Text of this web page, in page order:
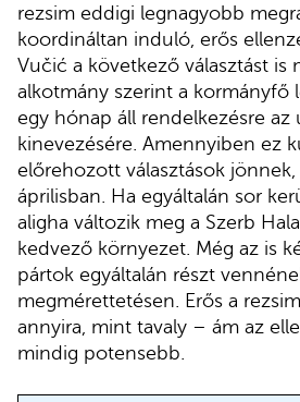
rezsim eddigi legnagyobb
koordináltan induló, erős
Vučić a következő választást is
alkotmány szerint a kormányfő
egy hónap áll rendelkezésre
kinevezésére. Amennyiben ez
előrehozott választások
áprilisban. Ha egyáltalán sor
aligha változik meg a Szerb
kedvező környezet. Még az is
pártok egyáltalán részt
megmérettetésen. Erős a
annyira, mint tavaly – ám az
mindig potensebb.